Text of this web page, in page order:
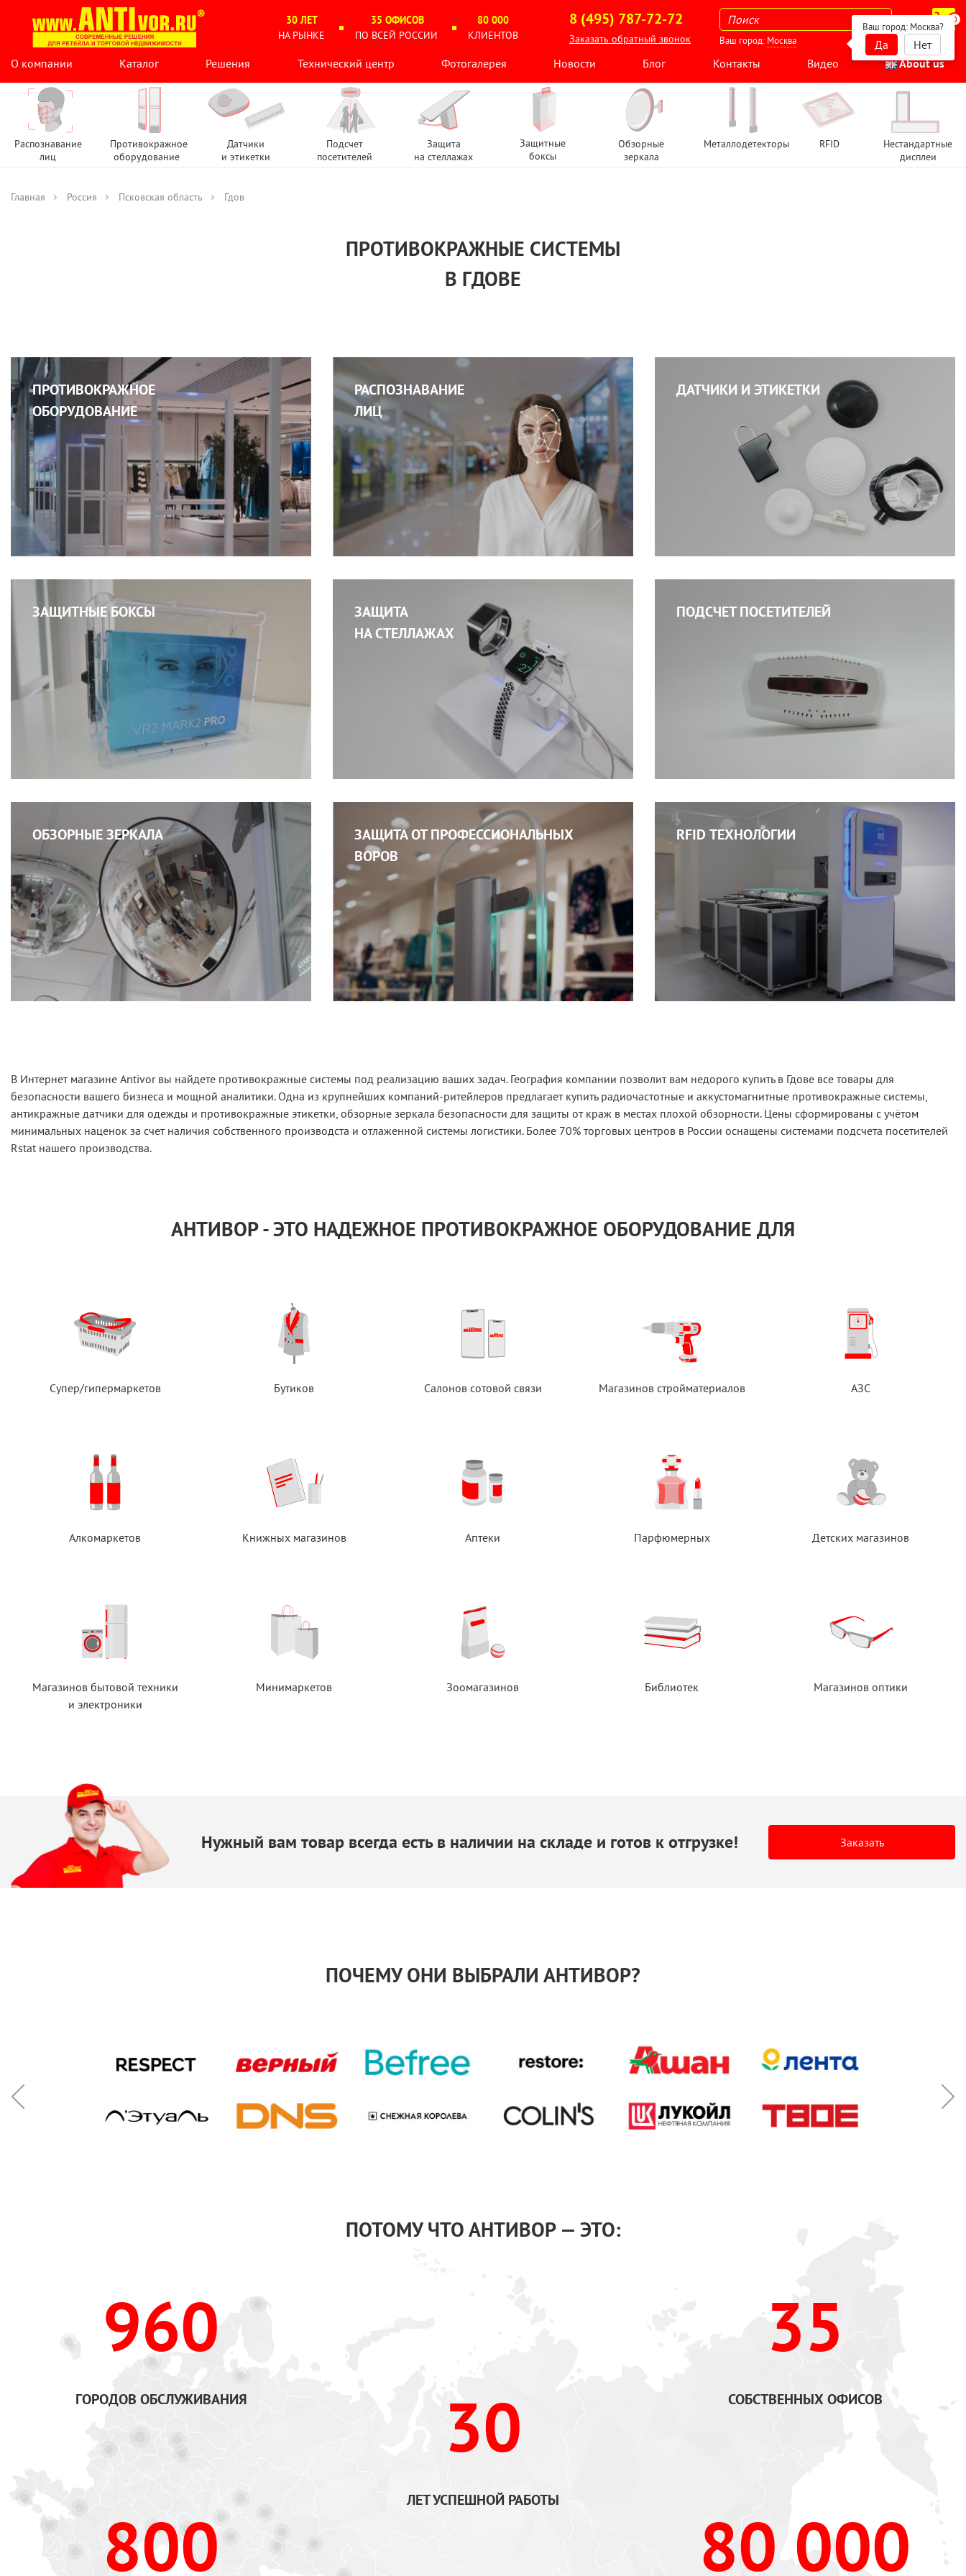
30 ЛЕТ
НА РЫНКЕ
35 ОФИСОВ
ПО ВСЕЙ РОССИИ
80 000
КЛИЕНТОВ
8 (495) 787-72-72
Заказать обратный звонок
0
Ваш город: Москва
Ваш город: Москва?
Да
Нет
О компании
Каталог Решения Технический центр Фотогалерея Новости Блог Контакты Видео About us
Распознавание
лиц
Противокражное
оборудование
Датчики
и этикетки
Подсчет
посетителей
Защита
на стеллажах
Защитные
боксы
Обзорные
зеркала
Металлодетекторы RFID
Нестандартные
дисплеи
Главная Россия Псковская область Гдов
ПРОТИВОКРАЖНЫЕ СИСТЕМЫ
В ГДОВЕ
ПРОТИВОКРАЖНОЕ
ОБОРУДОВАНИЕ
РАСПОЗНАВАНИЕ
ЛИЦ
ДАТЧИКИ И ЭТИКЕТКИ
ЗАЩИТНЫЕ БОКСЫ
ЗАЩИТА
НА СТЕЛЛАЖАХ
ПОДСЧЕТ ПОСЕТИТЕЛЕЙ
ОБЗОРНЫЕ ЗЕРКАЛА
ЗАЩИТА ОТ ПРОФЕССИОНАЛЬНЫХ
ВОРОВ
RFID ТЕХНОЛОГИИ
В Интернет магазине Antivor вы найдете противокражные системы под реализацию ваших задач. География компании позволит вам недорого купить в Гдове все товары для
безопасности вашего бизнеса и мощной аналитики. Одна из крупнейших компаний-ритейлеров предлагает купить радиочастотные и аккустомагнитные противокражные системы,
антикражные датчики для одежды и противокражные этикетки, обзорные зеркала безопасности для защиты от краж в местах плохой обзорности. Цены сформированы с учётом
минимальных наценок за счет наличия собственного производста и отлаженной системы логистики. Более 70% торговых центров в России оснащены системами подсчета посетителей
Rstat нашего производства.
АНТИВОР - ЭТО НАДЕЖНОЕ ПРОТИВОКРАЖНОЕ ОБОРУДОВАНИЕ ДЛЯ
Супер/гипермаркетов Бутиков Салонов сотовой связи Магазинов стройматериалов АЗС
Алкомаркетов Книжных магазинов Аптеки Парфюмерных Детских магазинов
Магазинов бытовой техники
и электроники
Минимаркетов Зоомагазинов Библиотек Магазинов оптики
Нужный вам товар всегда естьв наличии на складе и готов к отгрузке! Заказать
ПОЧЕМУ ОНИ ВЫБРАЛИ АНТИВОР?
ПОТОМУ ЧТО АНТИВОР — ЭТО:
960
ГОРОДОВ ОБСЛУЖИВАНИЯ
800
30
ЛЕТ УСПЕШНОЙ РАБОТЫ
35
СОБСТВЕННЫХ ОФИСОВ
80 000